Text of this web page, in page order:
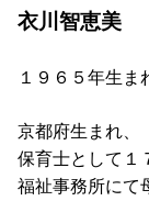
衣川智恵美
１９６５年生ま
京都府生まれ、
保育士として１
福祉事務所にて